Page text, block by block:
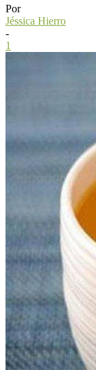
Por
Jéssica Hierro
-
1